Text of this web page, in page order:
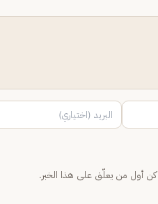
كن أول من يعلّق على هذا الخبر.